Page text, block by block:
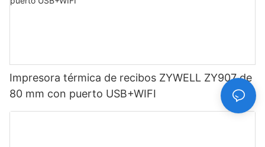
Impresora térmica de recibos ZYWELL ZY907 de
80 mm con puerto USB+WIFI